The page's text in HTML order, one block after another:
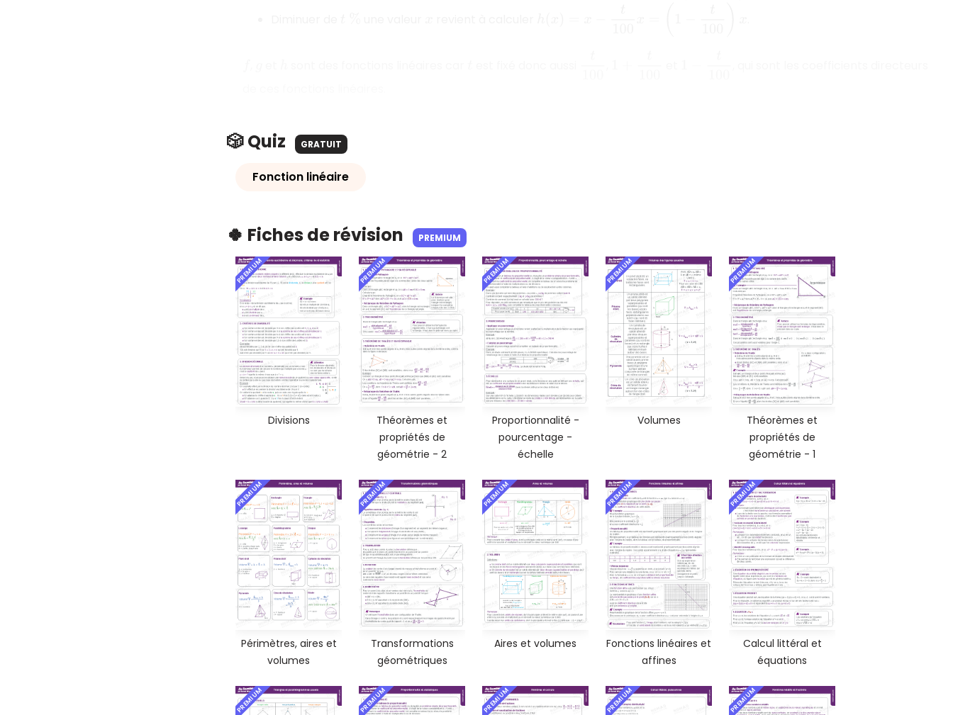
🎲 Quiz GRATUIT
Fonction linéaire
🍀 Fiches de révision PREMIUM
PREMIUM
Divisions
PREMIUM
Théorèmes et
propriétés de
géométrie - 2
PREMIUM
Proportionnalité -
pourcentage -
échelle
PREMIUM
Volumes
PREMIUM
Théorèmes et
propriétés de
géométrie - 1
PREMIUM
Périmètres, aires et
volumes
PREMIUM
Transformations
géométriques
PREMIUM
Aires et volumes
PREMIUM
Fonctions linéaires et
affines
PREMIUM
Calcul littéral et
équations
PREMIUM PREMIUM PREMIUM PREMIUM PREMIUM